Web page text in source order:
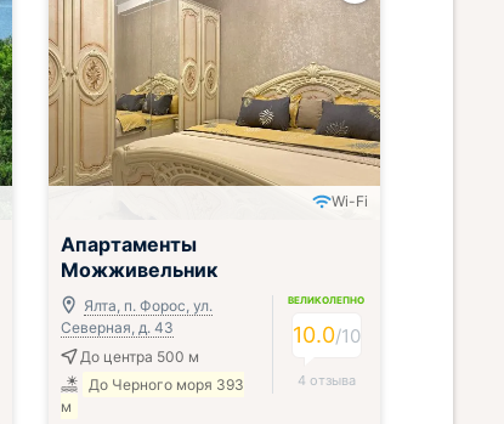
Wi-Fi
Апартаменты
Можживельник
Ялта, п. Форос, ул.
Северная, д. 43
До центра 500 м
До Черного моря 393
м
ВЕЛИКОЛЕПНО
10.0/10
4 отзыва